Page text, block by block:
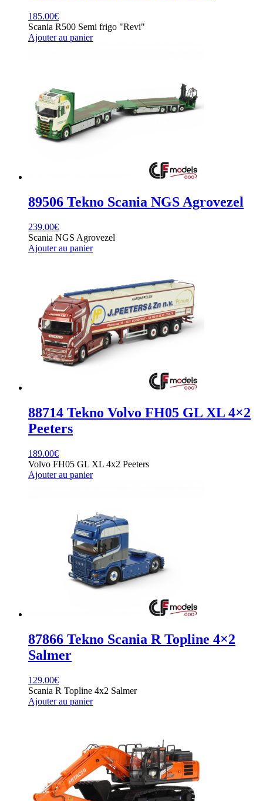
185.00€
Scania R500 Semi frigo "Revi"
Ajouter au panier
89506 Tekno Scania NGS Agrovezel
239.00€
Scania NGS Agrovezel
Ajouter au panier
88714 Tekno Volvo FH05 GL XL 4×2
Peeters
189.00€
Volvo FH05 GL XL 4x2 Peeters
Ajouter au panier
87866 Tekno Scania R Topline 4×2
Salmer
129.00€
Scania R Topline 4x2 Salmer
Ajouter au panier